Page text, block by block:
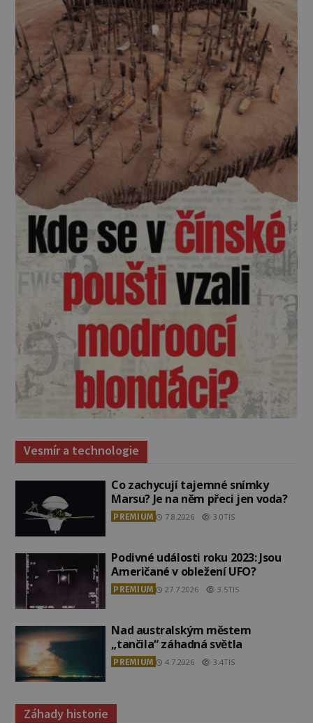
Vesmír a technologie
Co zachycují tajemné snímky
Marsu? Je na něm přeci jen voda?
PREMIUM 7.8.2026 3.0TIS
Podivné události roku 2023: Jsou
Američané v obležení UFO?
PREMIUM 27.7.2026 3.5TIS
Nad australským městem
„tančila“ záhadná světla
PREMIUM 4.7.2026 3.4TIS
Záhady historie